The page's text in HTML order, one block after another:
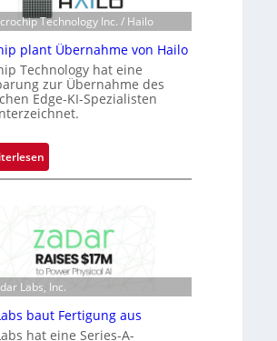
a
n
S
e
r
e
c
t
s
r
i
e
s
-
B
t
n
e
ü
b
n
m
t
D
a
k
Technology Inc. / Hailo
plant Übernahme von Hailo
Technology hat eine
zur Übernahme des
Edge-KI-Spezialisten
M
r
o
c
h
p
Labs, Inc.
baut Fertigung aus
hat eine Series-A-